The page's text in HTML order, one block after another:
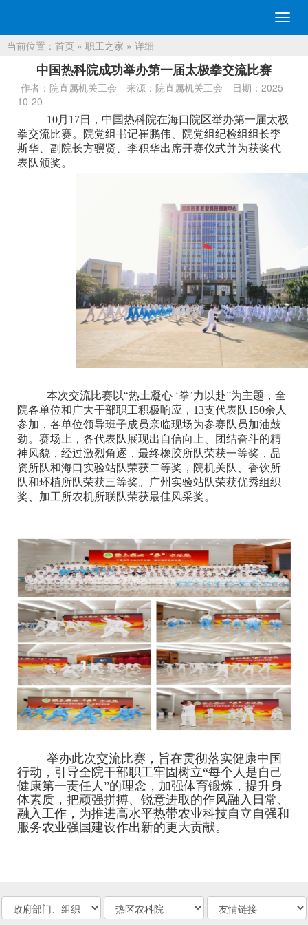
切
换
当前位置： 首页 » 职工之家 » 详细
中国热科院成功举办第一届太极拳交流比赛
作者：院直属机关工会 来源：院直属机关工会
日期：2025-
10-20
10月17日，中国热科院在海口院区举办第一届太极
拳交流比赛。院党组书记崔鹏伟、院党组纪检组组长李
斯华、副院长方骥贤、李积华出席开赛仪式并为获奖代
表队颁奖。
本次交流比赛以“热土凝心 ‘拳’力以赴”为主题，全
院各单位和广大干部职工积极响应， 13支代表队150余人
参加，各单位领导班子成员亲临现场为参赛队员加油鼓
劲。赛场上，各代表队展现出自信向上、团结奋斗的精
神风貌，经过激烈角逐，最终橡胶所队荣获一等奖，品
资所队和海口实验站队荣获二等奖，院机关队、香饮所
队和环植所队荣获三等奖。广州实验站队荣获优秀组织
奖、加工所农机所联队荣获最佳风采奖。
举办此次交流比赛，旨在贯彻落实健康中国
行动，引导全院干部职工牢固树立“每个人是自己
健康第一责任人”的理念，加强体育锻炼，提升身
体素质，把顽强拼搏、锐意进取的作风融入日常、
融入工作，为推进高水平热带农业科技自立自强和
服务农业强国建设作出新的更大贡献。